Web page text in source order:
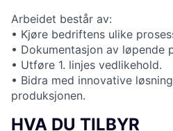
Arbeidet består av:
• Kjøre bedriftens ulike
• Dokumentasjon av løpende
• Utføre 1. linjes vedlikehold.
• Bidra med innovative
produksjonen.
HVA DU TILBYR